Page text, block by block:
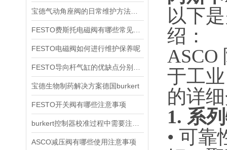
FESTO电磁阀如何进行维护保养呢
宝德生物制药解决方案德国burkert
FESTO开关阀有哪些注意事项
ASCO减压阀有哪些使用注意事项
以下
绍：
ASCO
于工
的详
1. 系
• 可